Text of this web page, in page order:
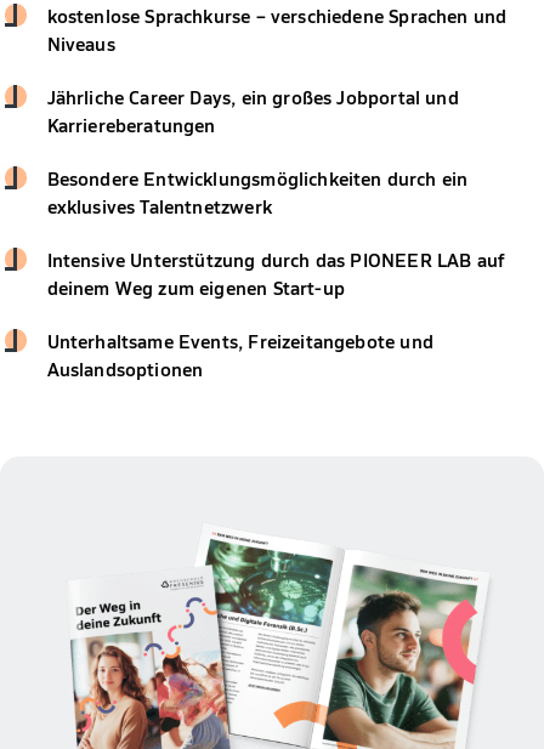
kostenlose Sprachkurse – verschiedene Sprachen und
Niveaus
Jährliche Career Days, ein großes Jobportal und
Karriereberatungen
Besondere Entwicklungsmöglichkeiten durch ein
exklusives Talentnetzwerk
Intensive Unterstützung durch das PIONEER LAB auf
deinem Weg zum eigenen Start-up
Unterhaltsame Events, Freizeitangebote und
Auslandsoptionen